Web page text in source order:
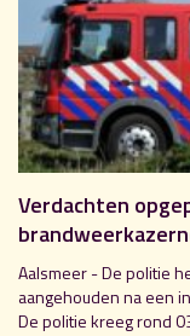
Verdachten
Aalsmeer - De politie
aangehouden na een
De politie kreeg rond